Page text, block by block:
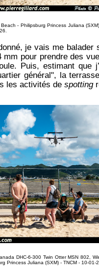
- Philipsburg Princess Juliana
je vais me balader
mm pour prendre des
Puis, estimant que
général", la
les activités de spotting
DHC-6-300 Twin Otter MSN 802,
Princess Juliana (SXM) - TNCM - 10-01-